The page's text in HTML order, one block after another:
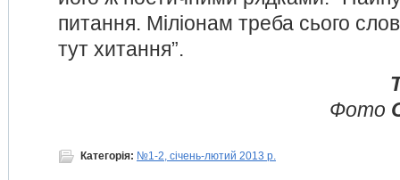
питання. Міліонам треба сього
тут хитання”.
Фото
Категорія: №1-2, січень-лютий 2013 р.